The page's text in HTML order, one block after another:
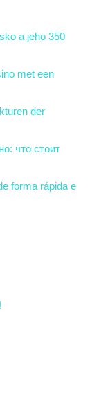
a jeho 350
met een
der
что стоит
forma rápida e